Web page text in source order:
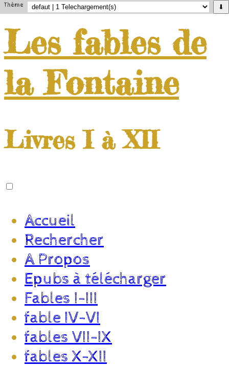
Thème ⬇
Les fables de
la Fontaine
Livres I à XII
Accueil
Rechercher
A Propos
Epubs à télécharger
Fables I-III
fable IV-VI
fables VII-IX
fables X-XII